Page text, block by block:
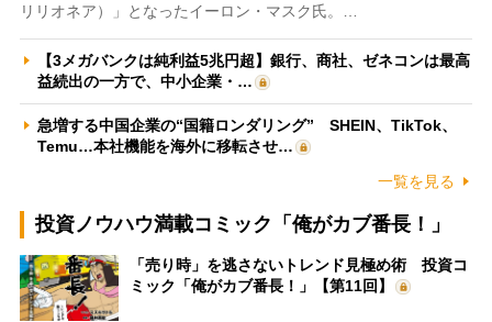
リリオネア）」となったイーロン・マスク氏。…
【3メガバンクは純利益5兆円超】銀行、商社、ゼネコンは最高
益続出の一方で、中小企業・…
急増する中国企業の“国籍ロンダリング” SHEIN、TikTok、
Temu…本社機能を海外に移転させ…
一覧を見る
投資ノウハウ満載コミック「俺がカブ番長！」
「売り時」を逃さないトレンド見極め術 投資コ
ミック「俺がカブ番長！」【第11回】